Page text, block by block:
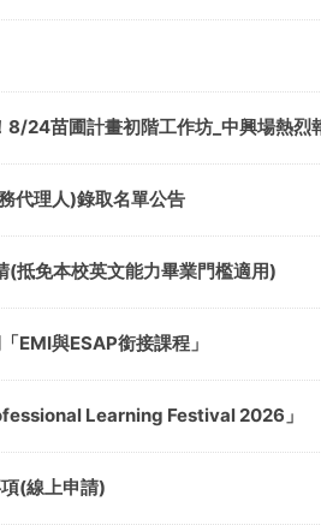
8/24苗圃計畫初階工作坊_中興場熱烈
代理人)錄取名單公告
抵免本校英文能力畢業門檻適用)
EMI與ESAP銜接課程」
Learning Festival 2026」
(線上申請)